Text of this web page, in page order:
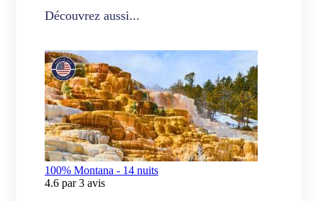
Découvrez aussi...
100% Montana - 14 nuits
4.6 par 3 avis